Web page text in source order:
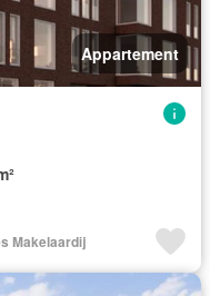
Appartement
Makelaardij